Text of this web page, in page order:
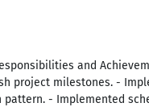
and
project milestones. -
pattern. - Implemented